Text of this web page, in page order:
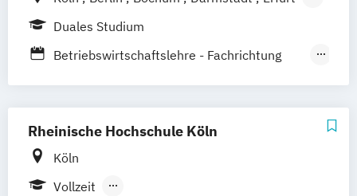
Hamburg
Heidelberg
Online-Campus
Duales Studium
Betriebswirtschaftslehre - Fachrichtung
Marketingkommunikation / Public Relations
Rheinische Hochschule Köln
Köln
Vollzeit